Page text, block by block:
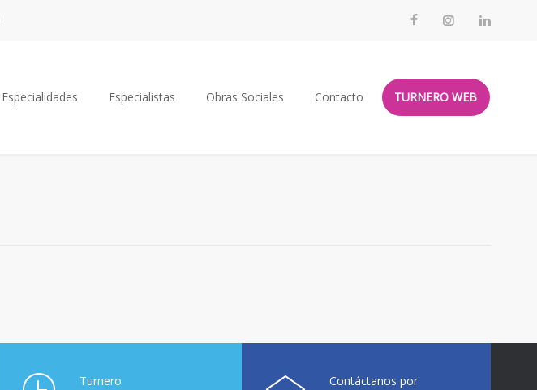
Especialidades Especialistas Obras Sociales Contacto TURNERO WEB
Turnero Contáctanos por